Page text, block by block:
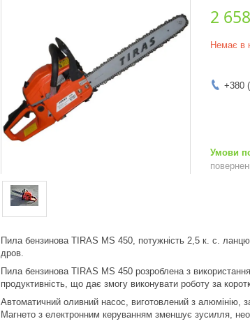
2
Немає в
+380
Пила бензинова TIRAS MS 450, потужність 2,5 к. с.
дров.
Пила бензинова TIRAS MS 450 розроблена з
продуктивність, що дає змогу виконувати роботу за
Автоматичний оливний насос, виготовлений з алюмінію,
Магнето з електронним керуванням зменшує зусилля,